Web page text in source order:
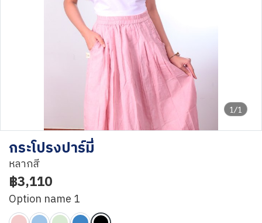
1/1
กระโปรงปาร์มี่
หลากสี
฿3,110
Option name 1